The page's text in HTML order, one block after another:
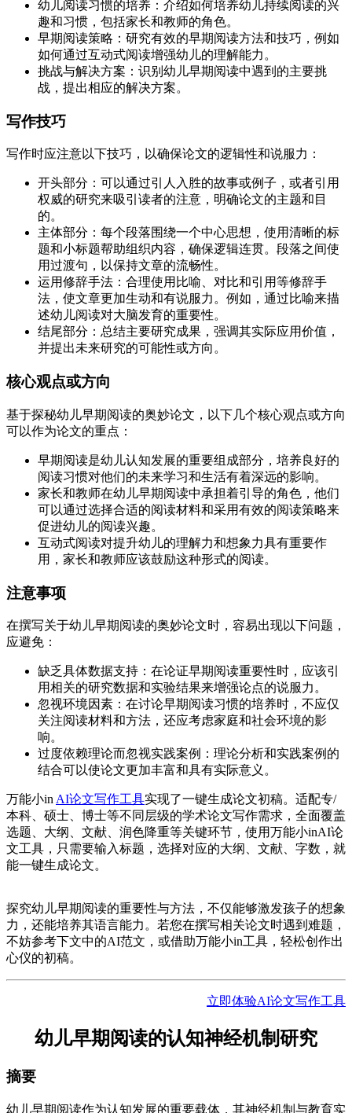
幼儿阅读习惯的培养：介绍如何培养幼儿持续阅读的兴
趣和习惯，包括家长和教师的角色。
早期阅读策略：研究有效的早期阅读方法和技巧，例如
如何通过互动式阅读增强幼儿的理解能力。
挑战与解决方案：识别幼儿早期阅读中遇到的主要挑
战，提出相应的解决方案。
写作技巧
写作时应注意以下技巧，以确保论文的逻辑性和说服力：
开头部分：可以通过引人入胜的故事或例子，或者引用
权威的研究来吸引读者的注意，明确论文的主题和目
的。
主体部分：每个段落围绕一个中心思想，使用清晰的标
题和小标题帮助组织内容，确保逻辑连贯。段落之间使
用过渡句，以保持文章的流畅性。
运用修辞手法：合理使用比喻、对比和引用等修辞手
法，使文章更加生动和有说服力。例如，通过比喻来描
述幼儿阅读对大脑发育的重要性。
结尾部分：总结主要研究成果，强调其实际应用价值，
并提出未来研究的可能性或方向。
核心观点或方向
基于探秘幼儿早期阅读的奥妙论文，以下几个核心观点或方向
可以作为论文的重点：
早期阅读是幼儿认知发展的重要组成部分，培养良好的
阅读习惯对他们的未来学习和生活有着深远的影响。
家长和教师在幼儿早期阅读中承担着引导的角色，他们
可以通过选择合适的阅读材料和采用有效的阅读策略来
促进幼儿的阅读兴趣。
互动式阅读对提升幼儿的理解力和想象力具有重要作
用，家长和教师应该鼓励这种形式的阅读。
注意事项
在撰写关于幼儿早期阅读的奥妙论文时，容易出现以下问题，
应避免：
缺乏具体数据支持：在论证早期阅读重要性时，应该引
用相关的研究数据和实验结果来增强论点的说服力。
忽视环境因素：在讨论早期阅读习惯的培养时，不应仅
关注阅读材料和方法，还应考虑家庭和社会环境的影
响。
过度依赖理论而忽视实践案例：理论分析和实践案例的
结合可以使论文更加丰富和具有实际意义。
万能小in AI论文写作工具实现了一键生成论文初稿。适配专/
本科、硕士、博士等不同层级的学术论文写作需求，全面覆盖
选题、大纲、文献、润色降重等关键环节，使用万能小inAI论
文工具，只需要输入标题，选择对应的大纲、文献、字数，就
能一键生成论文。
探究幼儿早期阅读的重要性与方法，不仅能够激发孩子的想象
力，还能培养其语言能力。若您在撰写相关论文时遇到难题，
不妨参考下文中的AI范文，或借助万能小in工具，轻松创作出
心仪的初稿。
立即体验AI论文写作工具
幼儿早期阅读的认知神经机制研究
摘要
幼儿早期阅读作为认知发展的重要载体，其神经机制与教育实